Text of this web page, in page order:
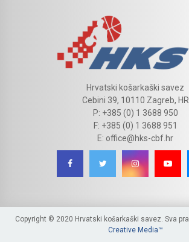
Hrvatski košarkaški savez
Cebini 39, 10110 Zagreb, HR
P: +385 (0) 1 3688 950
F: +385 (0) 1 3688 951
E: office@hks-cbf.hr
Copyright © 2020 Hrvatski košarkaški savez. Sva
Creative Media™